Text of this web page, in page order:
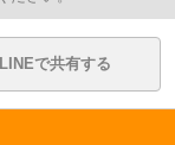
LINEで共有する